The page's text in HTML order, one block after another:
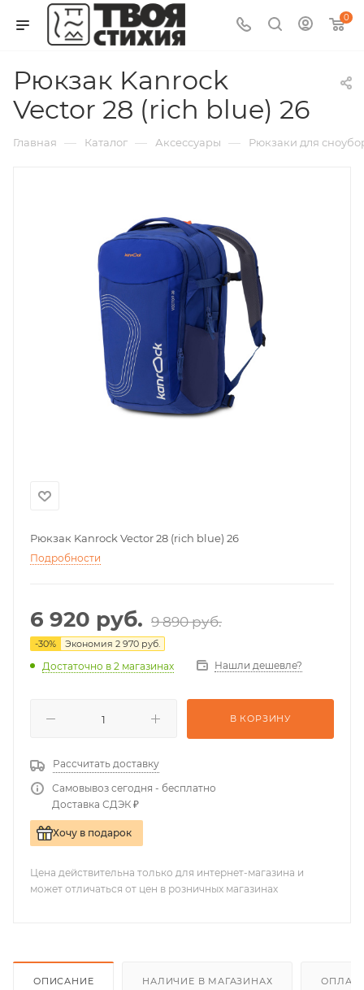
0
Рюкзак Kanrock
Vector 28 (rich blue) 26
Главная — Каталог — Аксессуары — Рюкзаки для
Рюкзак Kanrock Vector 28 (rich blue) 26
Подробности
6 920 руб. 9 890руб.
-30% Экономия 2 970 руб.
Достаточно в 2 магазинах Нашли дешевле?
В КОРЗИНУ
Рассчитать доставку
Самовывоз сегодня - бесплатно
Доставка СДЭК ₽
Хочу в подарок
Цена действительна только для интернет-магазина и
может отличаться от цен в розничных магазинах
ОПИСАНИЕ НАЛИЧИЕ В МАГАЗИНАХ